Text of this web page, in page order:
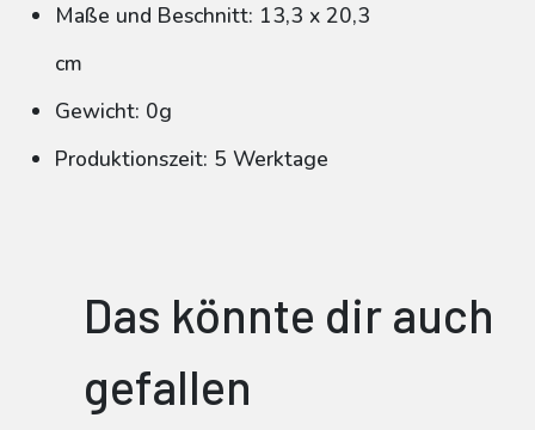
Maße und Beschnitt: 13,3 x 20,3
cm
Gewicht: 0g
Produktionszeit: 5 Werktage
Das könnte dir auch
gefallen